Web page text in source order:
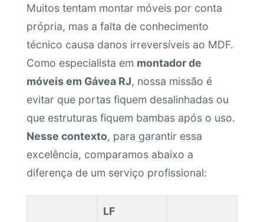
Muitos tentam montar móveis por conta
própria, mas a falta de conhecimento
técnico causa danos irreversíveis ao MDF.
Como especialista em montador de
móveis em Gávea RJ, nossa missão é
evitar que portas fiquem desalinhadas ou
que estruturas fiquem bambas após o uso.
Nesse contexto, para garantir essa
excelência, comparamos abaixo a
diferença de um serviço profissional:
LF